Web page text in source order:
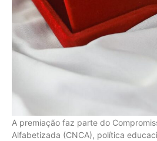
A premiação faz parte do
Alfabetizada (CNCA), política